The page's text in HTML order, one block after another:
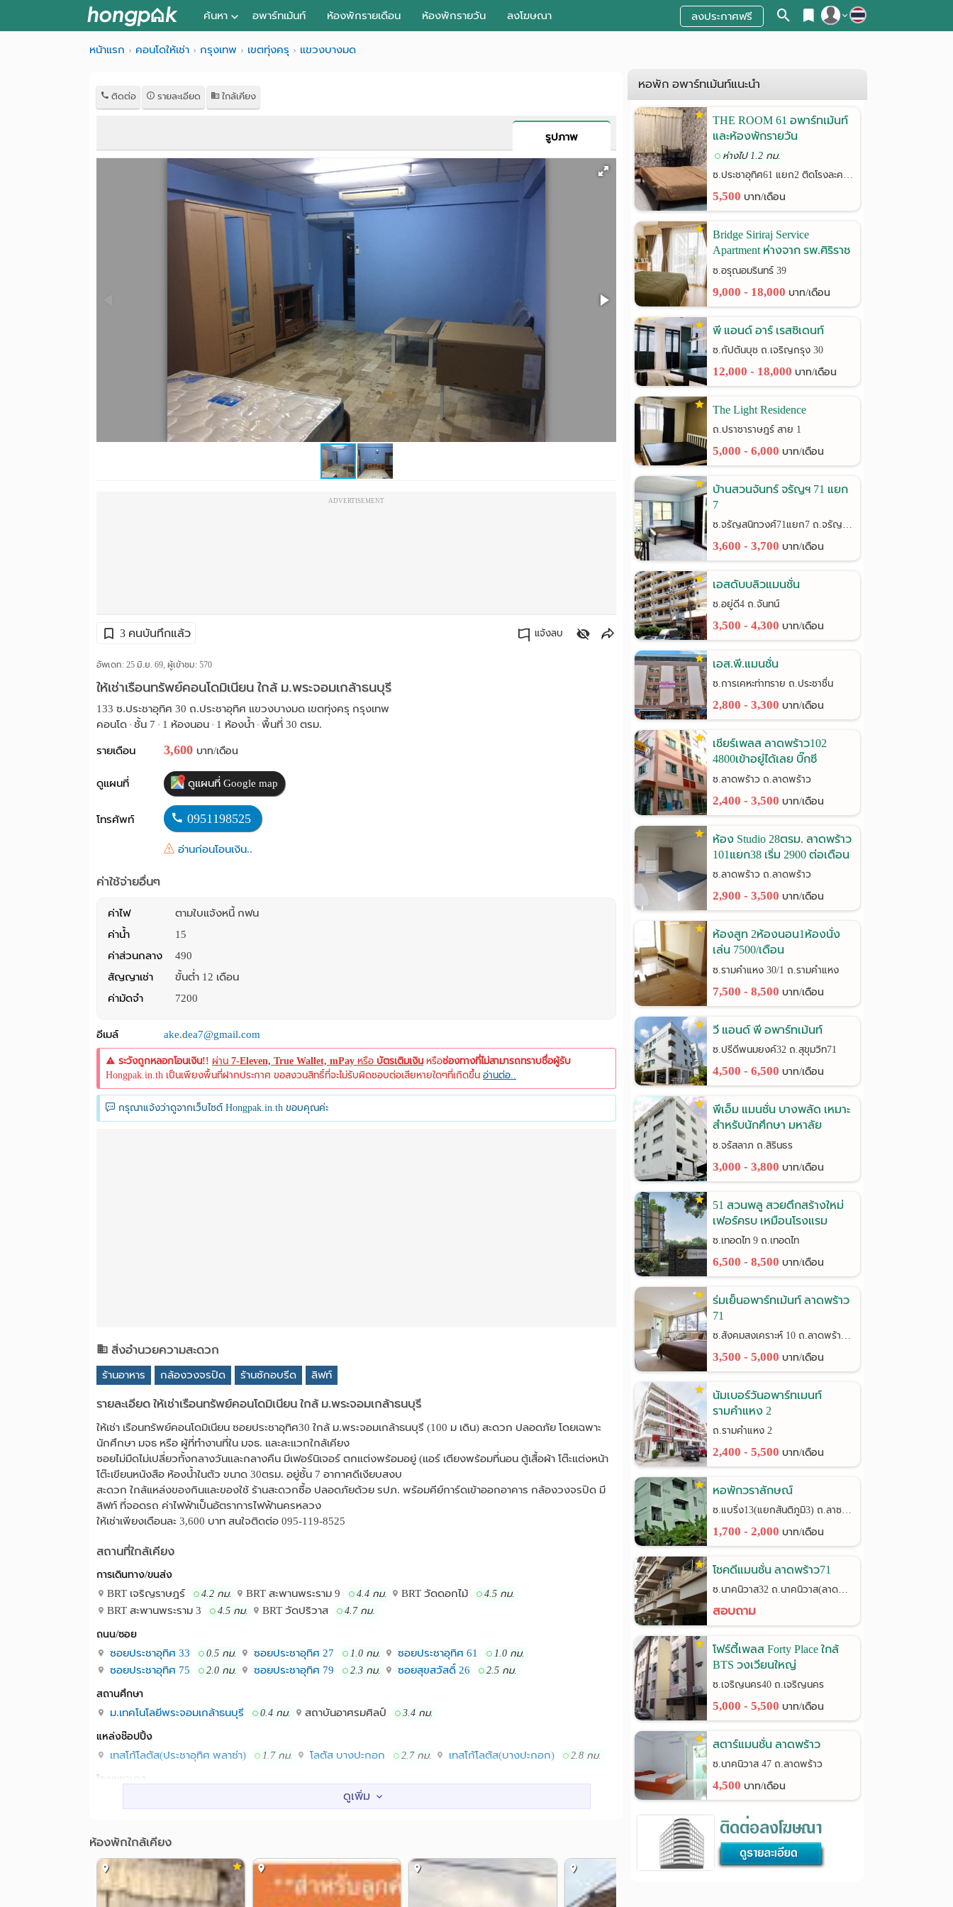
ค้นหา
หอพัก ใกล้ฉัน
ค้นจากแผนที่
ค้นแบบละเอียด
อพาร์ทเม้นท์ ห้องพักรายเดือน ห้องพักรายวัน ลงโฆษณา ลงประกาศฟรี
หน้าแรก คอนโดให้เช่า กรุงเทพ เขตทุ่งครุ แขวงบางมด
ติดต่อ รายละเอียด ใกล้เคียง
รูปภาพ
ADVERTISEMENT
3 คนบันทึกแล้ว แจ้งลบ
อัพเดท: 25 มิ.ย. 69, ผู้เข้าชม: 570
ให้เช่าเรือนทรัพย์คอนโดมิเนียน ใกล้ ม.พระจอมเกล้าธนบุรี
133 ซ.ประชาอุทิศ 30 ถ.ประชาอุทิศ แขวงบางมด เขตทุ่งครุ กรุงเทพ
คอนโด • ชั้น 7 • 1 ห้องนอน • 1 ห้องน้ำ • พื้นที่ 30 ตรม.
รายเดือน 3,600 บาท/เดือน
ดูแผนที่ ดูแผนที่ Google map
โทรศัพท์ 0951198525
อ่านก่อนโอนเงิน..
ค่าใช้จ่ายอื่นๆ
ค่าไฟ
ตามใบแจ้งหนี้ กฟน
ค่าน้ำ
15
ค่าส่วนกลาง
490
สัญญาเช่า
ขั้นต่ำ 12 เดือน
ค่ามัดจำ
7200
อีเมล์ ake.dea7@gmail.com
ระวังถูกหลอกโอนเงิน!! ผ่าน 7-Eleven, True Wallet, mPay หรือ บัตรเติมเงินหรือช่องทางที่ไม่สามารถทราบชื่อผู้รับ
Hongpak.in.th เป็นเพียงพื้นที่ฝากประกาศ ขอสงวนสิทธิ์ที่จะไม่รับผิดชอบต่อเสียหายใดๆที่เกิดขึ้น อ่านต่อ..
กรุณาแจ้งว่าดูจากเว็บไซต์ Hongpak.in.th ขอบคุณค่ะ
สิ่งอำนวยความสะดวก
ร้านอาหาร กล้องวงจรปิด ร้านซักอบรีด ลิฟท์
รายละเอียด ให้เช่าเรือนทรัพย์คอนโดมิเนียน ใกล้ ม.พระจอมเกล้าธนบุรี
ให้เช่า เรือนทรัพย์คอนโดมิเนียน ซอยประชาอุทิศ30 ใกล้ ม.พระจอมเกล้าธนบุรี (100 ม เดิน) สะดวก ปลอดภัย โดยเฉพาะ
นักศึกษา มจธ หรือ ผู้ที่ทำงานที่ใน มจธ. และละแวกใกล้เคียง
ซอยไม่มืดไม่เปลี่ยวทั้งกลางวันและกลางคืน มีเฟอร์นิเจอร์ ตกแต่งพร้อมอยู่ (แอร์ เตียงพร้อมที่นอน ตู้เสื้อผ้า โต๊ะแต่งหน้า
โต๊ะเขียนหนังสือ ห้องน้ำในตัว ขนาด 30ตรม. อยู่ชั้น 7 อากาศดีเงียบสงบ
สะดวก ใกล้แหล่งของกินและของใช้ ร้านสะดวกซื้อ ปลอดภัยด้วย รปภ. พร้อมคีย์การ์ดเข้าออกอาคาร กล้องวงจรปิด มี
ลิฟท์ ที่จอดรถ ค่าไฟฟ้าเป็นอัตราการไฟฟ้านครหลวง
ให้เช่าเพียงเดือนละ 3,600 บาท สนใจติดต่อ 095-119-8525
สถานที่ใกล้เคียง
การเดินทาง/ขนส่ง
BRT เจริญราษฎร์ 4.2 กม. BRT สะพานพระราม 9 4.4 กม. BRT วัดดอกไม้ 4.5 กม.
BRT สะพานพระราม 3 4.5 กม. BRT วัดปริวาส 4.7 กม.
ถนน/ซอย
ซอยประชาอุทิศ 33 0.5 กม. ซอยประชาอุทิศ 27 1.0 กม. ซอยประชาอุทิศ 61 1.0 กม.
ซอยประชาอุทิศ 75 2.0 กม. ซอยประชาอุทิศ 79 2.3 กม. ซอยสุขสวัสดิ์ 26 2.5 กม.
สถานศึกษา
ม.เทคโนโลยีพระจอมเกล้าธนบุรี 0.4 กม. สถาบันอาศรมศิลป์ 3.4 กม.
แหล่งช๊อปปิ้ง
เทสโก้โลตัส(ประชาอุทิศ พลาซ่า) 1.7 กม. โลตัส บางปะกอก 2.7 กม. เทสโก้โลตัส(บางปะกอก) 2.8 กม.
โรงพยาบาล
2.8 กม.
อื่นๆ
แยกสาธุประดิษฐ์ 4.5 กม. สวนสุขภาพลัดโพธิ์ 4.7 กม.
ห้องพักใกล้เคียง
หอพัก อพาร์ทเม้นท์แนะนำ
THE ROOM 61 อพาร์ทเม้นท์
และห้องพักรายวัน
ห่างไป 1.2 กม.
ซ.ประชาอุทิศ61 แยก2 ติดโรงละครช้าง
5,500 บาท/เดือน
Bridge Siriraj Service
Apartment ห่างจาก รพ.ศิริราช
เพียง 900 เมตร
ซ.อรุณอมรินทร์ 39
9,000 - 18,000 บาท/เดือน
พี แอนด์ อาร์ เรสซิเดนท์
ซ.กัปตันบุช ถ.เจริญกรุง 30
12,000 - 18,000 บาท/เดือน
The Light Residence
ถ.ปราชาราษฎร์ สาย 1
5,000 - 6,000 บาท/เดือน
บ้านสวนจันทร์ จรัญฯ 71 แยก
7
ซ.จรัญสนิทวงศ์71แยก7 ถ.จรัญสนิทวงศ์
3,600 - 3,700 บาท/เดือน
เอสดับบลิวแมนชั่น
ซ.อยู่ดี4 ถ.จันทน์
3,500 - 4,300 บาท/เดือน
เอส.พี.แมนชั่น
ซ.การเคหะท่าทราย ถ.ประชาชื่น
2,800 - 3,300 บาท/เดือน
เชียร์เพลส ลาดพร้าว102
4800เข้าอยู่ได้เลย บิ๊กซี
ลาดพร้าว
ซ.ลาดพร้าว ถ.ลาดพร้าว
2,400 - 3,500 บาท/เดือน
ห้อง Studio 28ตรม. ลาดพร้าว
101แยก38 เริ่ม 2900 ต่อเดือน
ซ.ลาดพร้าว ถ.ลาดพร้าว
2,900 - 3,500 บาท/เดือน
ห้องสูท 2ห้องนอน1ห้องนั่ง
เล่น 7500/เดือน
รามคำแหง30/1
ซ.รามคำแหง 30/1 ถ.รามคำแหง
7,500 - 8,500 บาท/เดือน
วี แอนด์ พี อพาร์ทเม้นท์
ซ.ปรีดีพนมยงค์32 ถ.สุขุมวิท71
4,500 - 6,500 บาท/เดือน
พีเอ็ม แมนชั่น บางพลัด เหมาะ
สำหรับนักศึกษา มหาลัย
ราชภัฎฯ
ซ.จรัสลาภ ถ.สิรินธร
3,000 - 3,800 บาท/เดือน
51 สวนพลู สวยตึกสร้างใหม่
เฟอร์ครบ เหมือนโรงแรม
ซ.เทอดไท 9 ถ.เทอดไท
6,500 - 8,500 บาท/เดือน
ร่มเย็นอพาร์ทเม้นท์ ลาดพร้าว
71
ซ.สังคมสงเคราะห์ 10 ถ.ลาดพร้าว 71
3,500 - 5,000 บาท/เดือน
นัมเบอร์วันอพาร์ทเมนท์
รามคำแหง 2
ถ.รามคำแหง 2
2,400 - 5,500 บาท/เดือน
หอพักวราลักษณ์
ซ.แบริ่ง13(แยกสันติภูมิ3) ถ.ลาซาล24
1,700 - 2,000 บาท/เดือน
โชคดีแมนชั่น ลาดพร้าว71
ซ.นาคนิวาส32 ถ.นาคนิวาส(ลาดพร้าว71)
สอบถาม
โฟร์ตี้เพลส Forty Place ใกล้
BTS วงเวียนใหญ่
ซ.เจริญนคร40 ถ.เจริญนคร
5,000 - 5,500 บาท/เดือน
สตาร์แมนชั่น ลาดพร้าว
ซ.นาคนิวาส 47 ถ.ลาดพร้าว
4,500 บาท/เดือน